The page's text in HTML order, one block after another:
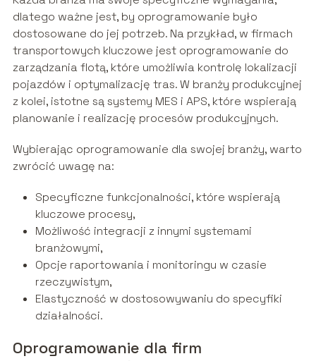
dlatego ważne jest, by oprogramowanie było
dostosowane do jej potrzeb. Na przykład, w firmach
transportowych kluczowe jest oprogramowanie do
zarządzania flotą, które umożliwia kontrolę lokalizacji
pojazdów i optymalizację tras. W branży produkcyjnej
z kolei, istotne są systemy MES i APS, które wspierają
planowanie i realizację procesów produkcyjnych.
Wybierając oprogramowanie dla swojej branży, warto
zwrócić uwagę na:
Specyficzne funkcjonalności, które wspierają
kluczowe procesy,
Możliwość integracji z innymi systemami
branżowymi,
Opcje raportowania i monitoringu w czasie
rzeczywistym,
Elastyczność w dostosowywaniu do specyfiki
działalności.
Oprogramowanie dla firm